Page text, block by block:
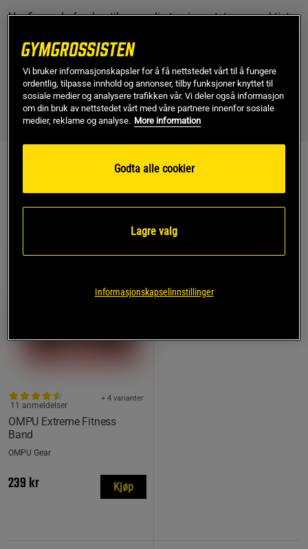
Her finner du forslag til personlig treningsutstyr som aktivt
risikoen for skader.
Kabelcurl er en isolasjonsøvelse der man bruker forholdsvis
lav vekt. Hvis du likevel har problemer med at grepet svikter,
kan det være lurt å investere i et par gode
treningshanskerellermagnesiumkarbonat
Utstyr: Bicepscurl med kabelmaskin
OMPU Extreme Fitness
Band
+ 4 varianter
11 anmeldelser
OMPU Gear
239 kr Kjøp
Vi bruker informasjonskapsler for å få nettstedet vårt til å fungere
ordentlig, tilpasse innhold og annonser, tilby funksjoner knyttet til
sosiale medier og analysere trafikken vår. Vi deler også informasjon
om din bruk av nettstedet vårt med våre partnere innenfor sosiale
medier, reklame og analyse. More information
Godta alle cookier
Lagre valg
Informasjonskapselinnstillinger